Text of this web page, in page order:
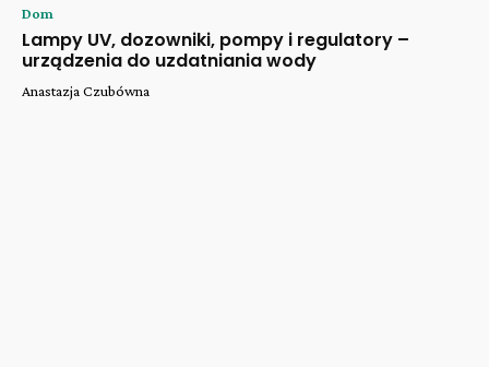
Dom
Lampy UV, dozowniki, pompy i regulatory –
urządzenia do uzdatniania wody
Anastazja Czubówna